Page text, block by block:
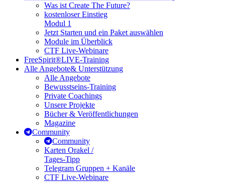
Was ist Create The Future?
kostenloser Einstieg
Modul 1
Jetzt Starten und ein Paket auswählen
Module im Überblick
CTF Live-Webinare
FreeSpirit®LIVE-Training
Alle Angebote& Unterstützung
Alle Angebote
Bewusstseins-Training
Private Coachings
Unsere Projekte
Bücher & Veröffentlichungen
Magazine
Community
Community
Karten Orakel /
Tages-Tipp
Telegram Gruppen + Kanäle
CTF Live-Webinare